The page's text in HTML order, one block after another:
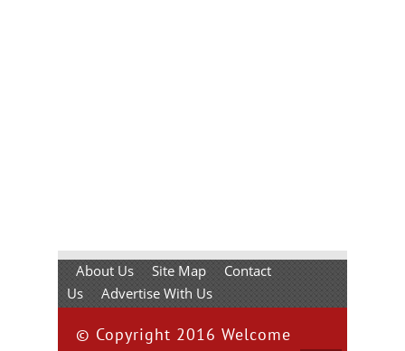
About Us Site Map
Contact
Us
Advertise With Us
© Copyright 2016 Welcome